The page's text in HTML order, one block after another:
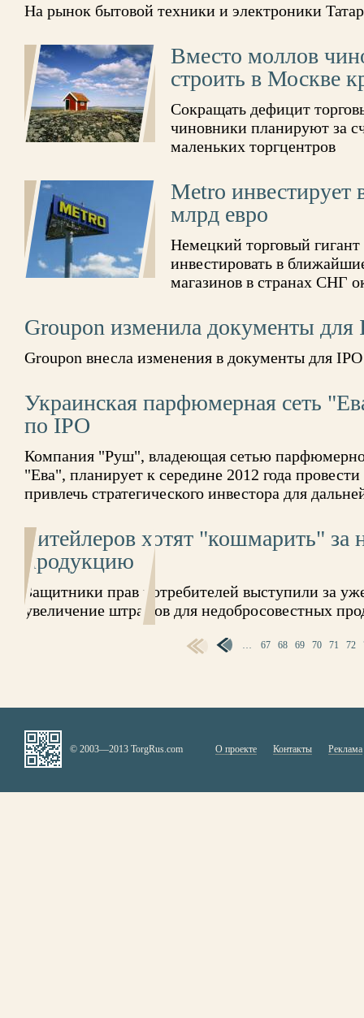
На рынок бытовой техники и электроники
Вместо моллов
строить в Москве
Сокращать дефицит
чиновники планируют за
маленьких торгцентров
Metro
млрд евро
Немецкий торговый
инвестировать в
магазинов в странах СНГ
Groupon изменила документы для
Groupon внесла изменения в документы для IPO
Украинская парфюмерная сеть
по IPO
Компания "Руш", владеющая сетью
"Ева", планирует к середине 2012 года
привлечь стратегического инвестора для
Ритейлеров хотят "кошмарить" за
продукцию
Защитники прав потребителей выступили за
увеличение штрафов для недобросовестных
… 67 68 69 70 71 72
© 2003—2013 TorgRus.com О проекте Контакты Реклама